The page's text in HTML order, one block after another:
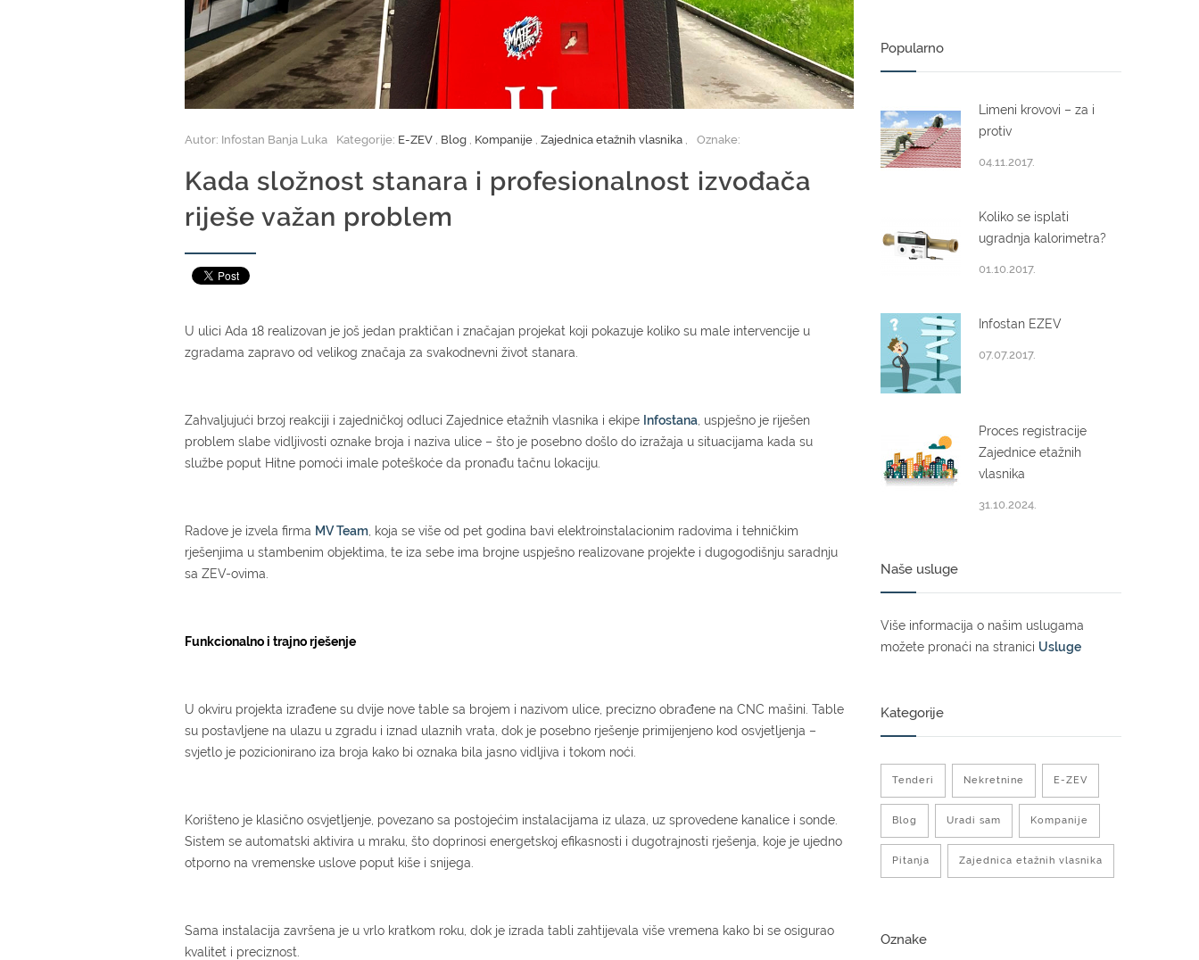
Autor: Infostan Banja Luka Kategorije: E-ZEV , Blog , Kompanije , Zajednica etažnih vlasnika , Oznake:
Kada složnost stanara i profesionalnost izvođača
riješe važan problem
U ulici Ada 18 realizovan je još jedan praktičan i značajan projekat koji pokazuje koliko su male intervencije u
zgradama zapravo od velikog značaja za svakodnevni život stanara.
Zahvaljujući brzoj reakciji i zajedničkoj odluci Zajednice etažnih vlasnika i ekipe Infostana , uspješno je riješen
problem slabe vidljivosti oznake broja i naziva ulice – što je posebno došlo do izražaja u situacijama kada su
službe poput Hitne pomoći imale poteškoće da pronađu tačnu lokaciju.
Radove je izvela firma MV Team , koja se više od pet godina bavi elektroinstalacionim radovima i tehničkim
rješenjima u stambenim objektima, te iza sebe ima brojne uspješno realizovane projekte i dugogodišnju saradnju
sa ZEV-ovima.
Funkcionalno i trajno rješenje
U okviru projekta izrađene su dvije nove table sa brojem i nazivom ulice, precizno obrađene na CNC mašini. Table
su postavljene na ulazu u zgradu i iznad ulaznih vrata, dok je posebno rješenje primijenjeno kod osvjetljenja –
svjetlo je pozicionirano iza broja kako bi oznaka bila jasno vidljiva i tokom noći.
Korišteno je klasično osvjetljenje, povezano sa postojećim instalacijama iz ulaza, uz sprovedene kanalice i sonde.
Sistem se automatski aktivira u mraku, što doprinosi energetskoj efikasnosti i dugotrajnosti rješenja, koje je ujedno
otporno na vremenske uslove poput kiše i snijega.
Sama instalacija završena je u vrlo kratkom roku, dok je izrada tabli zahtijevala više vremena kako bi se osigurao
kvalitet i preciznost.
Popularno
Limeni krovovi – za i
protiv
04.11.2017.
Koliko se isplati
ugradnja kalorimetra?
01.10.2017.
Infostan EZEV
07.07.2017.
Proces registracije
Zajednice etažnih
vlasnika
31.10.2024.
Naše usluge
Više informacija o našim uslugama
možete pronaći na stranici Usluge
Kategorije
Tenderi Nekretnine E-ZEV
Blog Uradi sam Kompanije
Pitanja Zajednica etažnih vlasnika
Oznake